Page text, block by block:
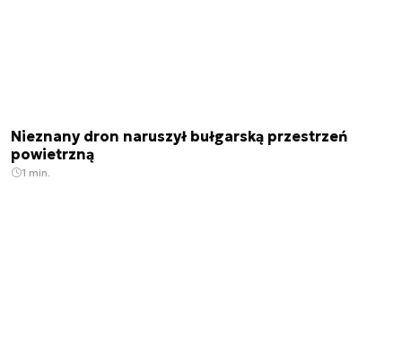
Nieznany dron naruszył bułgarską przestrzeń
powietrzną
1 min.